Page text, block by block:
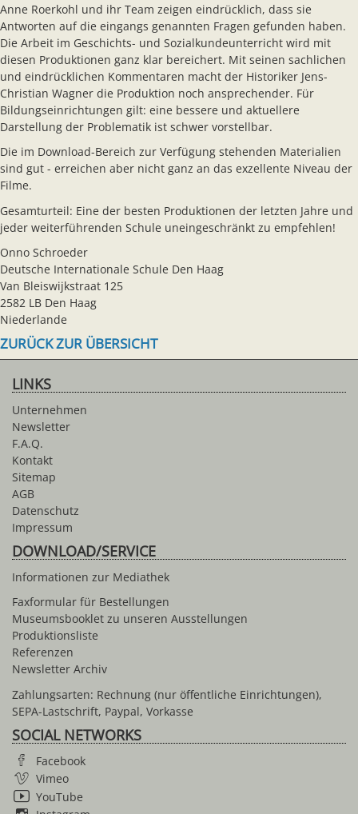
Anne Roerkohl und ihr Team zeigen eindrücklich, dass sie
Antworten auf die eingangs genannten Fragen gefunden haben.
Die Arbeit im Geschichts- und Sozialkundeunterricht wird mit
diesen Produktionen ganz klar bereichert. Mit seinen sachlichen
und eindrücklichen Kommentaren macht der Historiker Jens-
Christian Wagner die Produktion noch ansprechender. Für
Bildungseinrichtungen gilt: eine bessere und aktuellere
Darstellung der Problematik ist schwer vorstellbar.
Die im Download-Bereich zur Verfügung stehenden Materialien
sind gut - erreichen aber nicht ganz an das exzellente Niveau der
Filme.
Gesamturteil: Eine der besten Produktionen der letzten Jahre und
jeder weiterführenden Schule uneingeschränkt zu empfehlen!
Onno Schroeder
Deutsche Internationale Schule Den Haag
Van Bleiswijkstraat 125
2582 LB Den Haag
Niederlande
ZURÜCK ZUR ÜBERSICHT
LINKS
Unternehmen
Newsletter
F.A.Q.
Kontakt
Sitemap
AGB
Datenschutz
Impressum
DOWNLOAD/SERVICE
Informationen zur Mediathek
Faxformular für Bestellungen
Museumsbooklet zu unseren Ausstellungen
Produktionsliste
Referenzen
Newsletter Archiv
Zahlungsarten: Rechnung (nur öffentliche Einrichtungen),
SEPA-Lastschrift, Paypal, Vorkasse
SOCIAL NETWORKS
Facebook
Vimeo
YouTube